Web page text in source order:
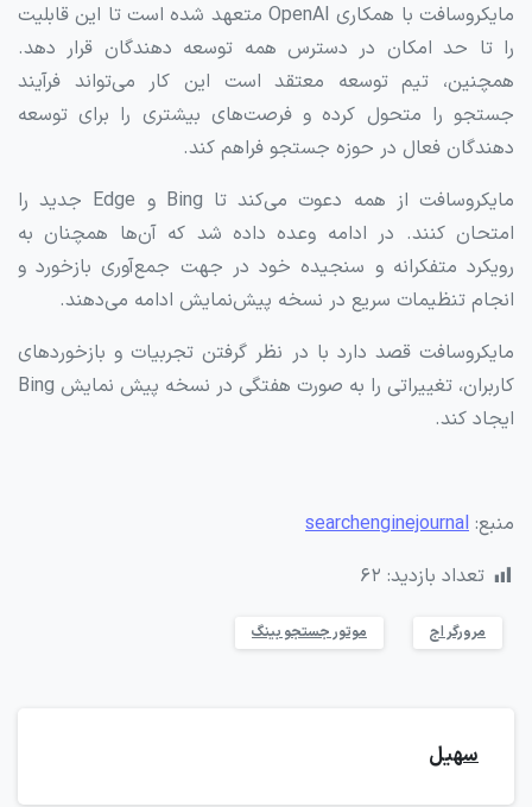
مایکروسافت با همکاری OpenAI متعهد شده است تا این قابلیت
را تا حد امکان در دسترس همه توسعه دهندگان قرار دهد.
همچنین، تیم توسعه معتقد است این کار می‌تواند فرآیند
جستجو را متحول کرده و فرصت‌های بیشتری را برای توسعه
دهندگان فعال در حوزه جستجو فراهم کند.
مایکروسافت از همه دعوت می‌کند تا Bing و Edge جدید را
امتحان کنند. در ادامه وعده داده شد که آن‌ها همچنان به
رویکرد متفکرانه و سنجیده خود در جهت جمع‌آوری بازخورد و
انجام تنظیمات سریع در نسخه پیش‌نمایش ادامه می‌دهند.
مایکروسافت قصد دارد با در نظر گرفتن تجربیات و بازخوردهای
کاربران، تغییراتی را به صورت هفتگی در نسخه پیش نمایش Bing
ایجاد کند.
منبع: searchenginejournal
تعداد بازدید: ۶۲
مرورگر اج موتور جستجو بینگ
سهیل